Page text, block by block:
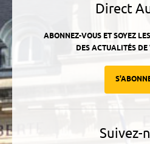
Direct
ABONNEZ-VOUS ET SOYEZ
DES ACTUALITÉS
Suivez-